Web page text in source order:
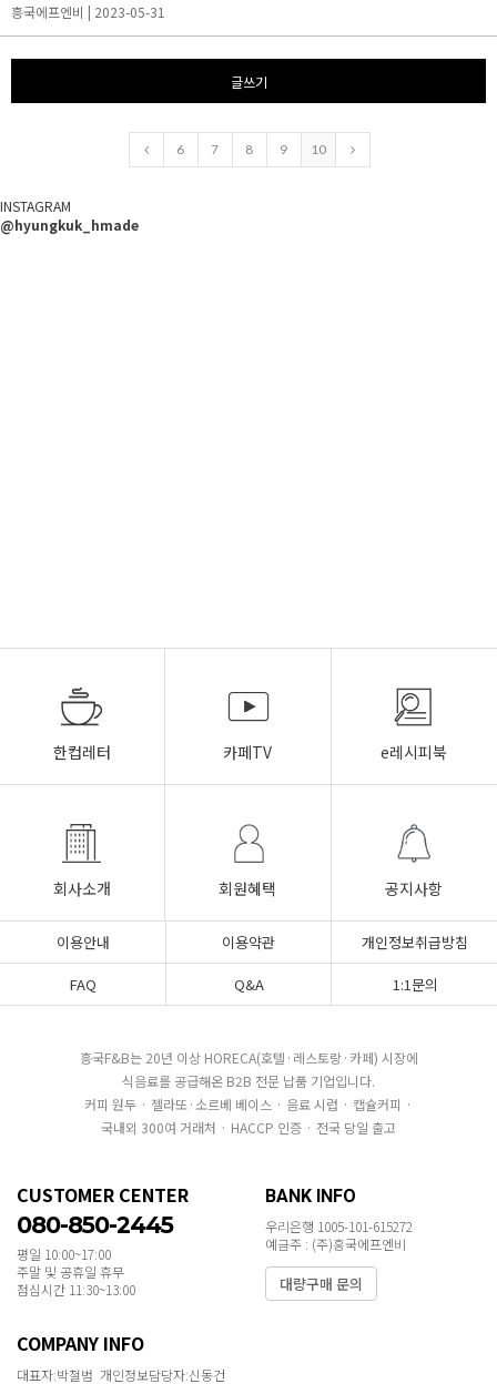
흥국에프엔비 | 2023-05-31
글쓰기
6 7 8 9 10
INSTAGRAM
@hyungkuk_hmade
한컵레터 카페TV e레시피북
회사소개 회원혜택 공지사항
이용안내 이용약관
개인정보취급방침
FAQ
Q&A 1:1문의
흥국F&B는 20년 이상 HORECA(호텔·레스토랑·카페) 시장에
식음료를 공급해온 B2B 전문 납품 기업입니다.
커피 원두 · 젤라또·소르베 베이스 · 음료 시럽 · 캡슐커피 ·
국내외 300여 거래처 · HACCP 인증 · 전국 당일 출고
CUSTOMER CENTER
080-850-2445
평일 10:00~17:00
주말 및 공휴일 휴무
점심시간 11:30~13:00
BANK INFO
우리은행 1005-101-615272
예금주 : (주)흥국에프엔비
대량구매 문의
COMPANY INFO
대표자:박철범 개인정보담당자:신동건